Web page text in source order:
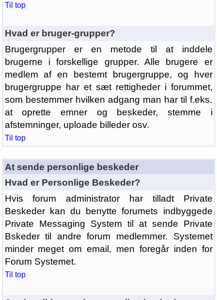
Til top
Hvad er bruger-grupper?
Brugergrupper er en metode til at inddele
brugerne i forskellige grupper. Alle brugere er
medlem af en bestemt brugergruppe, og hver
brugergruppe har et sæt rettigheder i forummet,
som bestemmer hvilken adgang man har til f.eks.
at oprette emner og beskeder, stemme i
afstemninger, uploade billeder osv.
Til top
At sende personlige beskeder
Hvad er Personlige Beskeder?
Hvis forum administrator har tilladt Private
Beskeder kan du benytte forumets indbyggede
Private Messaging System til at sende Private
Bskeder til andre forum medlemmer. Systemet
minder meget om email, men foregår inden for
Forum Systemet.
Til top